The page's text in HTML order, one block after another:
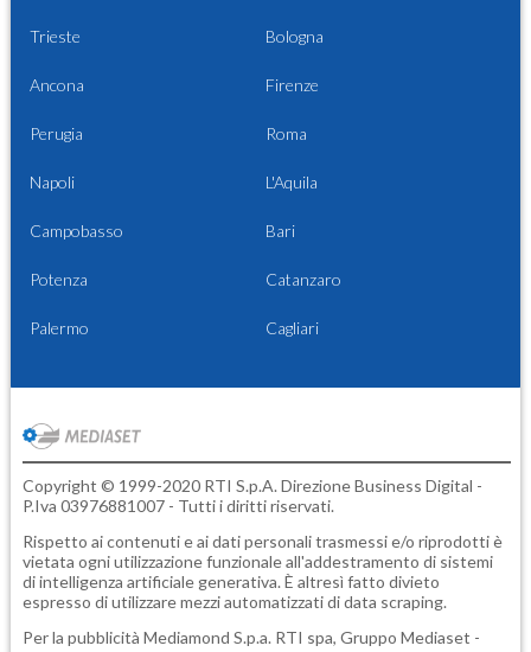
Trieste Bologna
Ancona Firenze
Perugia Roma
Napoli L'Aquila
Campobasso Bari
Potenza Catanzaro
Palermo Cagliari
Copyright © 1999-2020 RTI S.p.A. Direzione Business Digital -
P.Iva 03976881007 - Tutti i diritti riservati.
Rispetto ai contenuti e ai dati personali trasmessi e/o riprodotti è
vietata ogni utilizzazione funzionale all'addestramento di sistemi
di intelligenza artificiale generativa. È altresì fatto divieto
espresso di utilizzare mezzi automatizzati di data scraping.
Per la pubblicità Mediamond S.p.a. RTI spa, Gruppo Mediaset -